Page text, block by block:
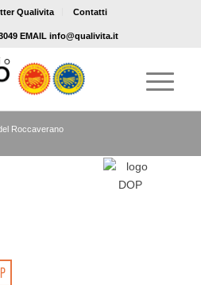
Qualivita Contatti
EMAIL info@qualivita.it
Roccaverano